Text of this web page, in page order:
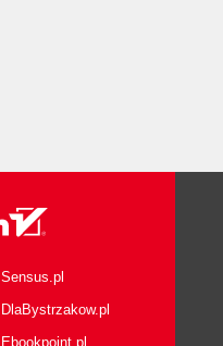
Sensus.pl
DlaBystrzakow.pl
Ebookpoint.pl